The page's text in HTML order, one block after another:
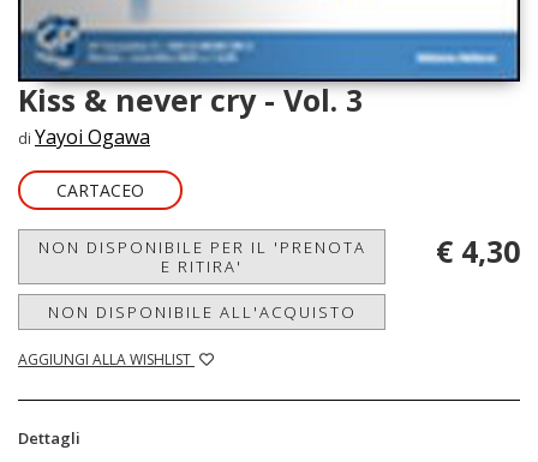
Kiss & never cry - Vol. 3
di Yayoi Ogawa
CARTACEO
NON DISPONIBILE PER IL 'PRENOTA
E RITIRA'
NON DISPONIBILE ALL'ACQUISTO
AGGIUNGI ALLA WISHLIST
€ 4,30
Dettagli